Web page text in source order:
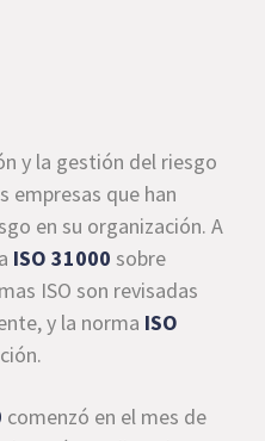
y la gestión del riesgo
empresas que han
en su organización. A
ISO 31000 sobre
ISO son revisadas
y la norma ISO
comenzó en el mes de